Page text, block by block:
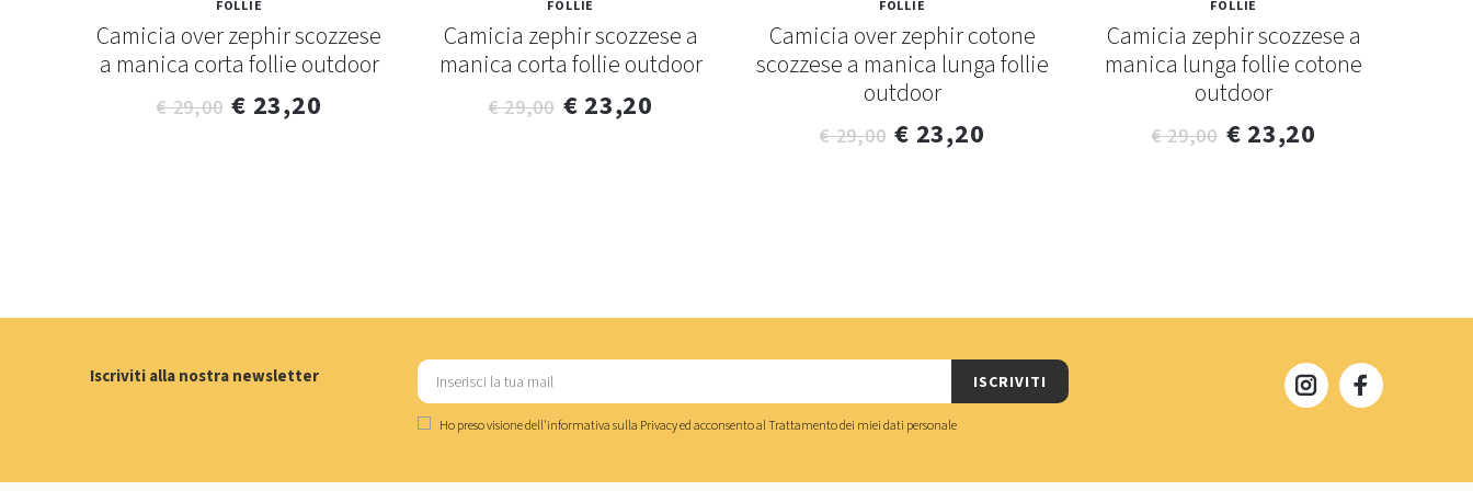
FOLLIE
Camicia over zephir scozzese
a manica corta follie outdoor
€ 29,00 € 23,20
FOLLIE
Camicia zephir scozzese a
manica corta follie outdoor
€ 29,00 € 23,20
FOLLIE
Camicia over zephir cotone
scozzese a manica lunga follie
outdoor
€ 29,00 € 23,20
FOLLIE
Camicia zephir scozzese a
manica lunga follie cotone
outdoor
€ 29,00 € 23,20
Iscriviti alla nostra newsletter ISCRIVITI
Ho preso visione dell'informativa sulla Privacyed acconsento alTrattamento dei miei dati personale